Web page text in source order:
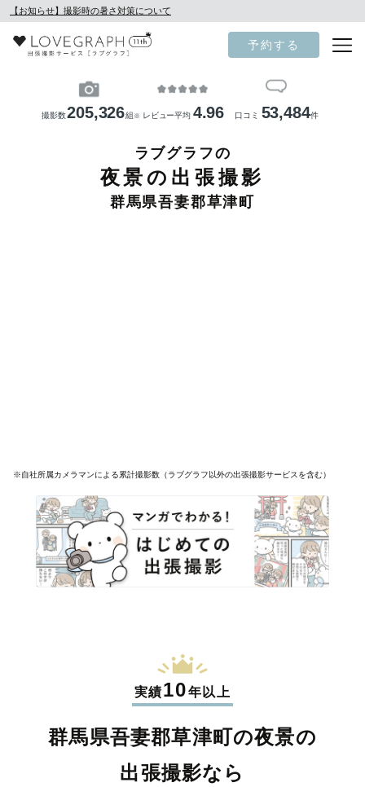
【お知らせ】撮影時の暑さ対策について
予約する
撮影数205,326組 ※ レビュー平均 4.96 口コミ 53,484件
ラブグラフの
夜景の出張撮影
群馬県吾妻郡草津町
※自社所属カメラマンによる累計撮影数（ラブグラフ以外の出張撮影サービスを含む）
実績10年以上
群馬県吾妻郡草津町の夜景の
出張撮影なら